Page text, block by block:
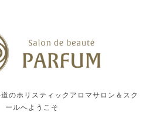
のホリスティックアロマサロン＆スク
ールへようこそ